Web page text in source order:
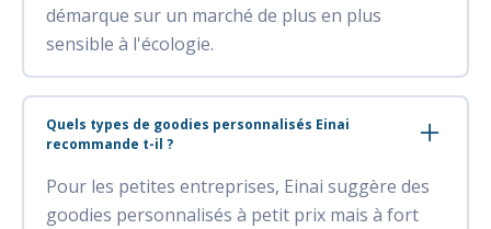
démarque sur un marché de plus en plus
sensible à l'écologie.
Quels types de goodies personnalisés Einai
recommande t-il ?
Pour les petites entreprises, Einai suggère des
goodies personnalisés à petit prix mais à fort